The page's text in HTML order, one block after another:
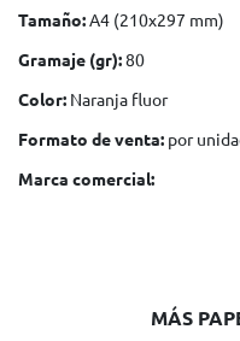
Tamaño:A4 (210x297 mm)
Gramaje (gr):80
Color: Naranja fluor
Formato de venta: por
Marca comercial:
MÁS